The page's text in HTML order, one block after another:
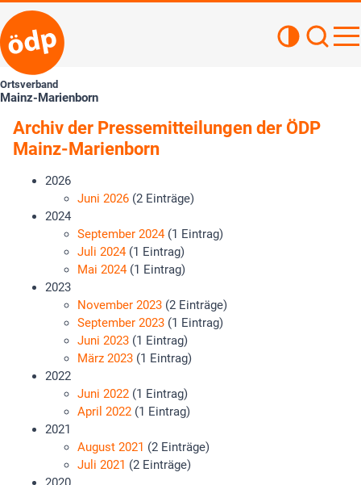
Ortsverband
Mainz-Marienborn
Archiv der Pressemitteilungen der ÖDP
Mainz-Marienborn
2026
Juni 2026 (2 Einträge)
2024
September 2024(1 Eintrag)
Juli 2024(1 Eintrag)
Mai 2024(1 Eintrag)
2023
November 2023 (2 Einträge)
September 2023 (1 Eintrag)
Juni 2023 (1 Eintrag)
März 2023 (1 Eintrag)
2022
Juni 2022 (1 Eintrag)
April 2022 (1 Eintrag)
2021
August 2021 (2 Einträge)
Juli 2021 (2 Einträge)